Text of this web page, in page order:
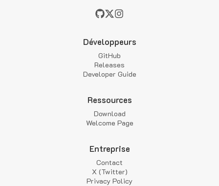
Développeurs
GitHub
Releases
Developer Guide
Ressources
Download
Welcome Page
Entreprise
Contact
X (Twitter)
Privacy Policy